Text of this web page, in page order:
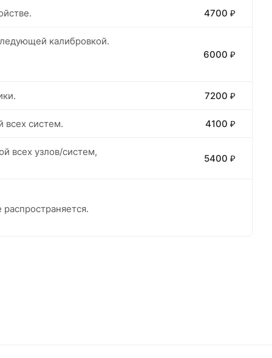
4700 ₽
калибровкой.
6000 ₽
7200 ₽
всех систем. 4100 ₽
всех узлов/систем,
5400 ₽